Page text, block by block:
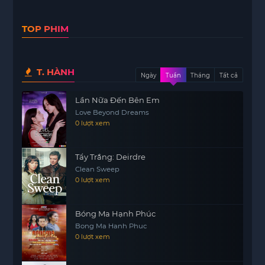
TOP PHIM
T. HÀNH Ngày Tuần Tháng Tất cả
Lần Nữa Đến Bên Em
Love Beyond Dreams
0 lượt xem
Tẩy Trắng: Deirdre
Clean Sweep
0 lượt xem
Bóng Ma Hạnh Phúc
Bong Ma Hanh Phuc
0 lượt xem